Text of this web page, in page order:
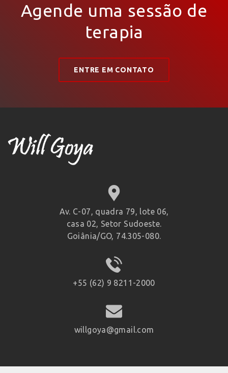
Agende uma sessão de
terapia
ENTRE EM CONTATO
Av. C-07, quadra 79, lote 06,
casa 02, Setor Sudoeste.
Goiânia/GO, 74.305-080.
+55 (62) 9 8211-2000
willgoya@gmail.com